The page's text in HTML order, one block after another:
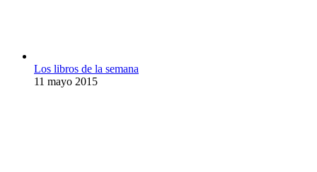
Los libros de la semana
11 mayo 2015